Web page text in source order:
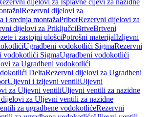
dijelovi za Isplavne cijevi za nazidne
Rezervni dijelovi za
i srednja montažaPriborRezervni dijelovi za
dijelovi za PriključciBrtveBrtveni
i zastojni ulošciPotrošni materijalIzljevni
Ugradbeni vodokotlići SigmaRezervni
vodokotlići SigmaUgradbeni vodokotlići
za Ugradbeni vodokotlići
DeltaRezervni dijelovi za Ugradbeni
Uljevni i izljevni ventiliUljevni
za Uljevni ventiliUljevni ventili za nazidne
za Uljevni ventili za nazidne
za ugradbene vodokotlićeRezervni